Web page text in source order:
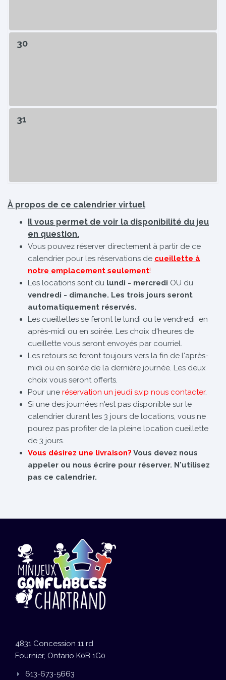
30
31
À propos de ce calendrier virtuel
Il vous permet de voir la disponibilité du jeu
en question.
Vous pouvez réserver directement à partir de ce
calendrier pour les réservations de cueillette à
notre emplacement seulement!
Les locations sont du lundi - mercredi OU du
vendredi - dimanche. Les trois jours seront
automatiquement réservés.
Les cueillettes se feront le lundi ou le vendredi en
après-midi ou en soirée. Les choix d'heures de
cueillette vous seront envoyés par courriel.
Les retours se feront toujours vers la fin de l'après-
midi ou en soirée de la dernière journée. Les deux
choix vous seront offerts.
Pour une réservation un jeudi s.v.p nous contacter.
Si une des journées n'est pas disponible sur le
calendrier durant les 3 jours de locations, vous ne
pourez pas profiter de la pleine location cueillette
de 3 jours.
Vous désirez une livraison? Vous devez nous
appeler ou nous écrire pour réserver. N'utilisez
pas ce calendrier.
4831 Concession 11 rd
Fournier, Ontario K0B 1G0
613-673-5663